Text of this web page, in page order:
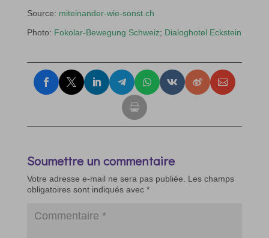
Source: miteinander-wie-sonst.ch
Photo: Fokolar-Bewegung Schweiz; Dialoghotel Eckstein
Soumettre un commentaire
Votre adresse e-mail ne sera pas publiée. Les champs
obligatoires sont indiqués avec *